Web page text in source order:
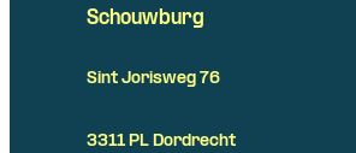
Schouwburg
Sint Jorisweg 76
3311 PL Dordrecht